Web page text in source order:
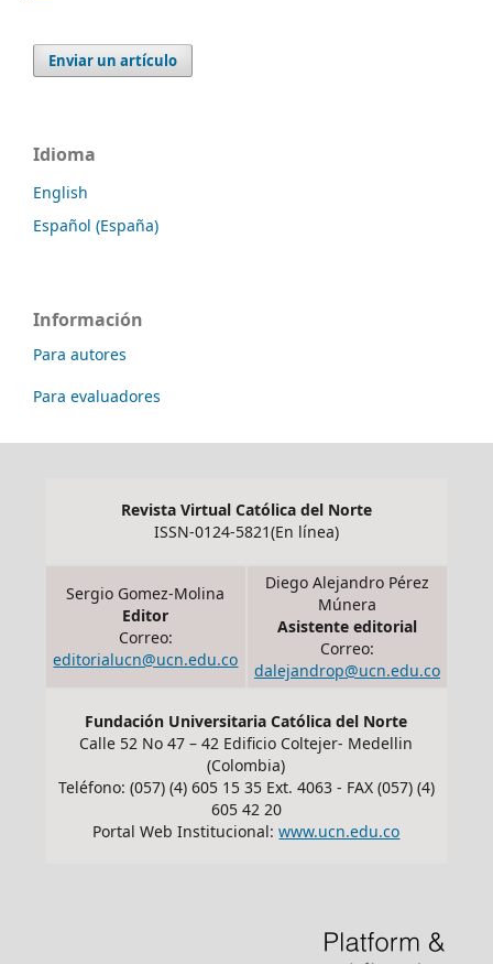
Enviar un artículo
Idioma
English
Español (España)
Información
Para autores
Para evaluadores
Revista Virtual Católica del Norte
ISSN-0124-5821(En línea)
Sergio Gomez-Molina
Editor
Correo:
editorialucn@ucn.edu.co
Diego Alejandro Pérez
Múnera
Asistente editorial
Correo:
dalejandrop@ucn.edu.co
Fundación Universitaria Católica del Norte
Calle 52 No 47 – 42 Edificio Coltejer- Medellin
(Colombia)
Teléfono: (057) (4) 605 15 35 Ext. 4063 - FAX (057) (4)
605 42 20
Portal Web Institucional:www.ucn.edu.co